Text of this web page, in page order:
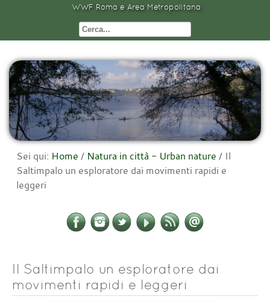
WWF Roma e Area Metropolitana
Sei qui: Home / Natura in città - Urban nature / Il
Saltimpalo un esploratore dai movimenti rapidi e
leggeri
Il Saltimpalo un esploratore dai
movimenti rapidi e leggeri